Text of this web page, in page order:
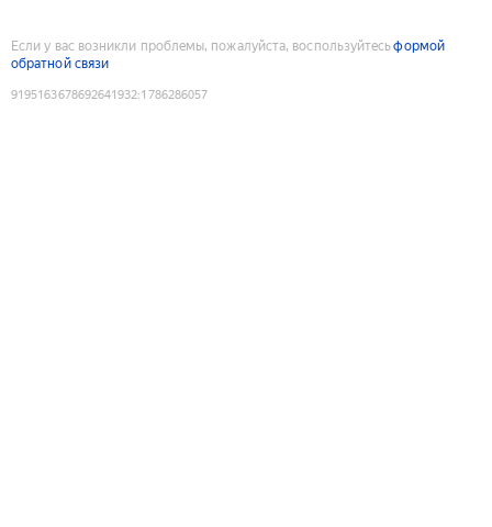
Если у вас возникли проблемы, пожалуйста, воспользуйтесьформой
обратной связи
9195163678692641932:1786286057